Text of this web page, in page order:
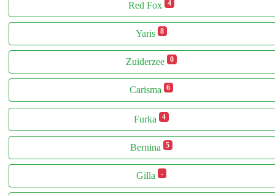
Red Fox 4
Yaris 8
Zuiderzee 0
Carisma 6
Furka 4
Bernina 5
Gilla -